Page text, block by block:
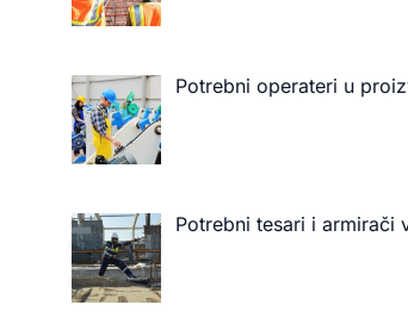
Potrebni operateri u
Potrebni tesari i armirači